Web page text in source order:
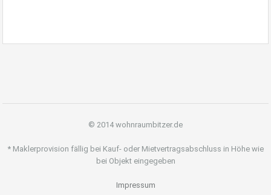
© 2014 wohnraumbitzer.de
* Maklerprovision fällig bei Kauf- oder Mietvertragsabschluss in Höhe wie
bei Objekt eingegeben
Impressum